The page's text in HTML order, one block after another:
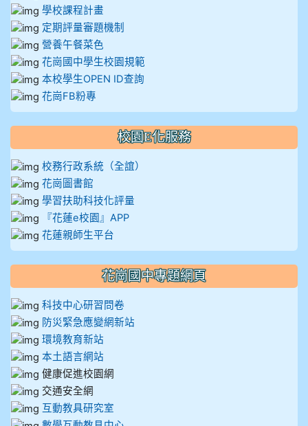
學校課程計畫
定期評量審題機制
營養午餐菜色
花崗國中學生校園規範
本校學生OPEN ID查詢
花崗FB粉專
校園E化服務
校務行政系統（全誼）
花崗圖書館
學習扶助科技化評量
『花蓮e校園』APP
花蓮親師生平台
花崗國中專題網頁
科技中心研習問卷
防災緊急應變網新站
環境教育新站
本土語言網站
健康促進校園網
交通安全網
互動教具研究室